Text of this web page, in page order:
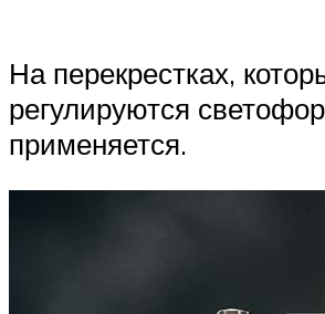
На перекрестках,
регулируются
применяется.